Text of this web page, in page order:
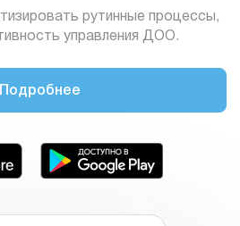
рутинные процессы,
управления ДОО.
Подробнее